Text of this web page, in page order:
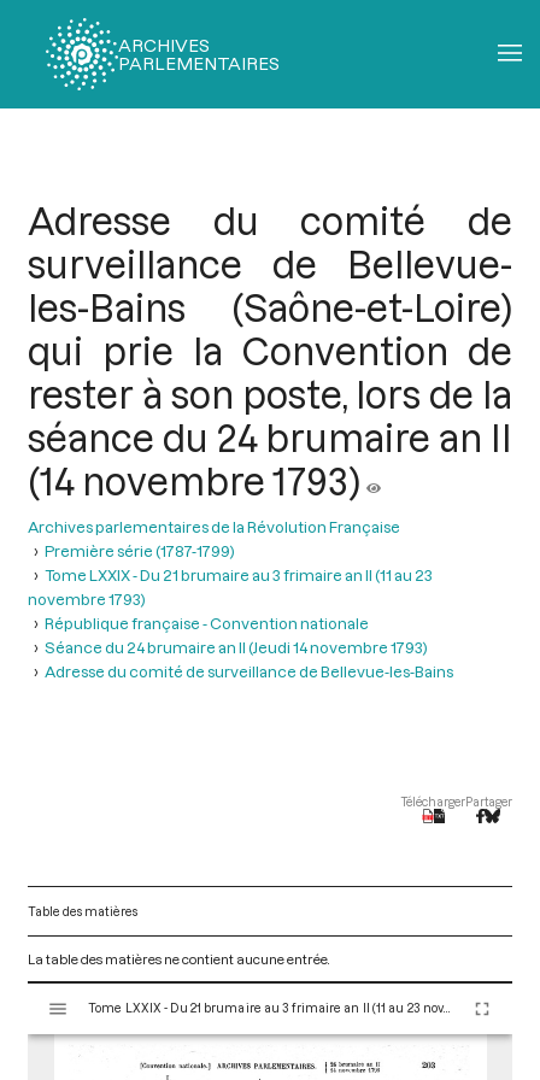
ARCHIVES
PARLEMENTAIRES
Adresse du comité de
surveillance de Bellevue-
les-Bains (Saône-et-Loire)
qui prie la Convention de
rester à son poste, lors de la
séance du 24 brumaire an II
(14 novembre 1793)
Archives parlementaires de la Révolution Française
Première série (1787-1799)
Tome LXXIX - Du 21 brumaire au 3 frimaire an II (11 au 23
novembre 1793)
République française - Convention nationale
Séance du 24 brumaire an II (Jeudi 14 novembre 1793)
Adresse du comité de surveillance de Bellevue-les-Bains
TéléchargerPartager
Table des matières
La table des matières ne contient aucune entrée.
s
Tome LXXIX - Du 21 brumaire au 3 frimaire an II (11 au 23 novembre 1793)